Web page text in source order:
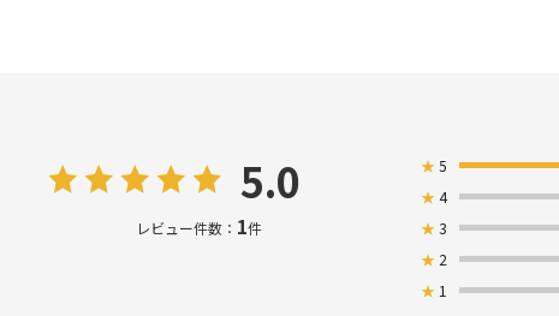
5.0
レビュー件数： 1件
★5
★4
★3
★ 2
★ 1